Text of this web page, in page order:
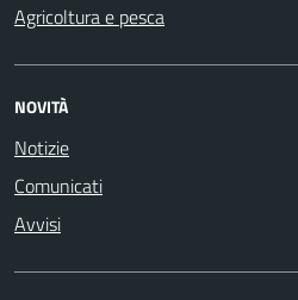
Agricoltura e pesca
NOVITÀ
Notizie
Comunicati
Avvisi